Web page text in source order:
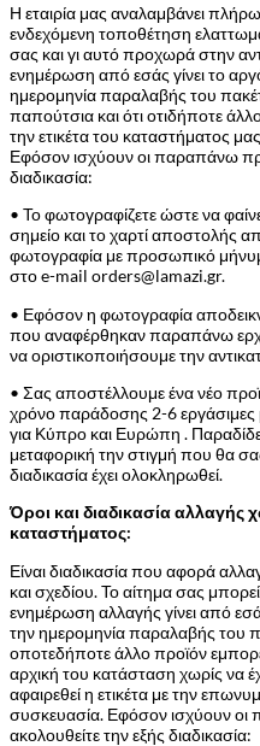
Η εταιρία μας αναλαμβάνει
ενδεχόμενη τοποθέτηση
σας και γι αυτό προχωρά στην
ενημέρωση από εσάς γίνει το
ημερομηνία παραλαβής του
παπούτσια και ότι οτιδήποτε
την ετικέτα του καταστήματος
Εφόσον ισχύουν οι παραπάνω
διαδικασία:
• Το φωτογραφίζετε ώστε να
σημείο και το χαρτί αποστολής
φωτογραφία με προσωπικό
στο e-mail orders@lamazi.gr.
• Εφόσον η φωτογραφία
που αναφέρθηκαν παραπάνω
να οριστικοποιήσουμε την
• Σας αποστέλλουμε ένα νέο
χρόνο παράδοσης 2-6 εργάσιμες
για Κύπρο και Ευρώπη .
μεταφορική την στιγμή που θα
διαδικασία έχει ολοκληρωθεί.
Όροι και διαδικασία αλλαγής
καταστήματος:
Είναι διαδικασία που αφορά
και σχεδίου. Το αίτημα σας
ενημέρωση αλλαγής γίνει από
την ημερομηνία παραλαβής του
οποτεδήποτε άλλο προϊόν
αρχική του κατάσταση χωρίς να
αφαιρεθεί η ετικέτα με την
συσκευασία. Εφόσον ισχύουν
ακολουθείτε την εξής διαδικασία: